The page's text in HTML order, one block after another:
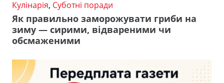
Кулінарія, Суботні поради
Як правильно заморожувати гриби на
зиму — сирими, відвареними чи
обсмаженими